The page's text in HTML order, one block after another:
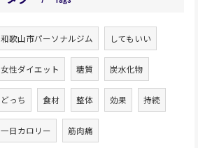
和歌山市パーソナルジム してもいい
女性ダイエット 糖質 炭水化物
どっち 食材 整体 効果 持続
一日カロリー 筋肉痛